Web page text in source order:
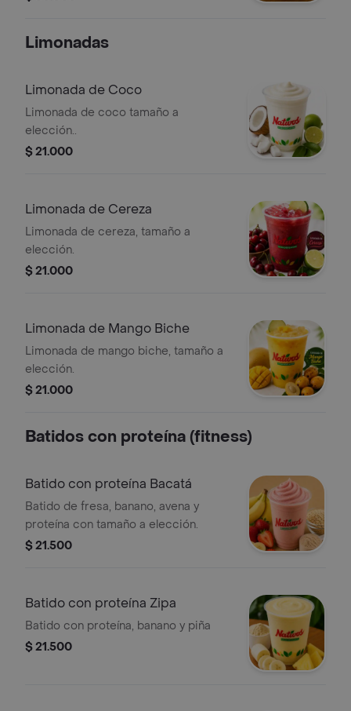
Limonadas
Limonada de Coco
Limonada de coco tamaño a
elección..
$ 21.000
Limonada de Cereza
Limonada de cereza, tamaño a
elección.
$ 21.000
Limonada de Mango Biche
Limonada de mango biche, tamaño a
elección.
$ 21.000
Batidos con proteína (fitness)
Batido con proteína Bacatá
Batido de fresa, banano, avena y
proteína con tamaño a elección.
$ 21.500
Batido con proteína Zipa
Batido con proteína, banano y piña
$ 21.500